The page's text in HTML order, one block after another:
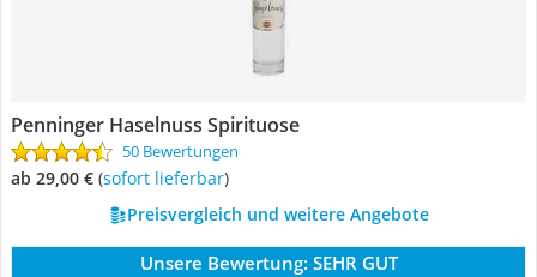
Penninger Haselnuss Spirituose
50 Bewertungen
ab 29,00 € ( Sofort lieferbar)
Preisvergleich und weitere Angebote
Unsere Bewertung: SEHR GUT